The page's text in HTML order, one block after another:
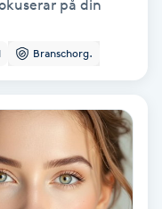
på din
Branschorg.